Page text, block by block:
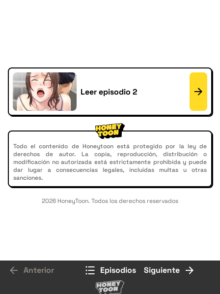
Leer episodio 2
Todo el contenido de Honeytoon está protegido por la ley de
derechos de autor. La copia, reproducción, distribución o
modificación no autorizada está estrictamente prohibida y puede
dar lugar a consecuencias legales, incluidas multas u otras
sanciones.
2026 HoneyToon. Todos los derechos reservados
Anterior Episodios Siguiente